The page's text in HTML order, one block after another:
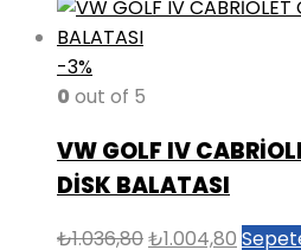
-3%
0 out of 5
VW GOLF IV
DİSK BALATASI
₺1.036,80Orijinal
₺1.004,80 Şu